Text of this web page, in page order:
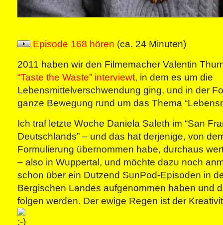
Episode 168 hören (ca. 24 Minuten)
2011 haben wir den Filmemacher Valentin
“Taste the Waste” interviewt, in dem es um die
Lebensmittelverschwendung ging, und in der
ganze Bewegung rund um das Thema
Ich traf letzte Woche Daniela Saleth im “San
Deutschlands” – und das hat derjenige, von
Formulierung übernommen habe, durchaus
– also in Wuppertal, und möchte dazu noch
schon über ein Dutzend SunPod-Episoden in
Bergischen Landes aufgenommen haben und
folgen werden. Der ewige Regen ist der